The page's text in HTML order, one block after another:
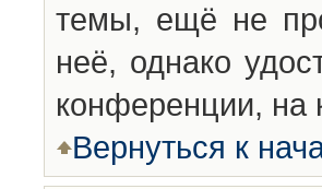
темы, ещё не
неё, однако
конференции, на
Вернуться к